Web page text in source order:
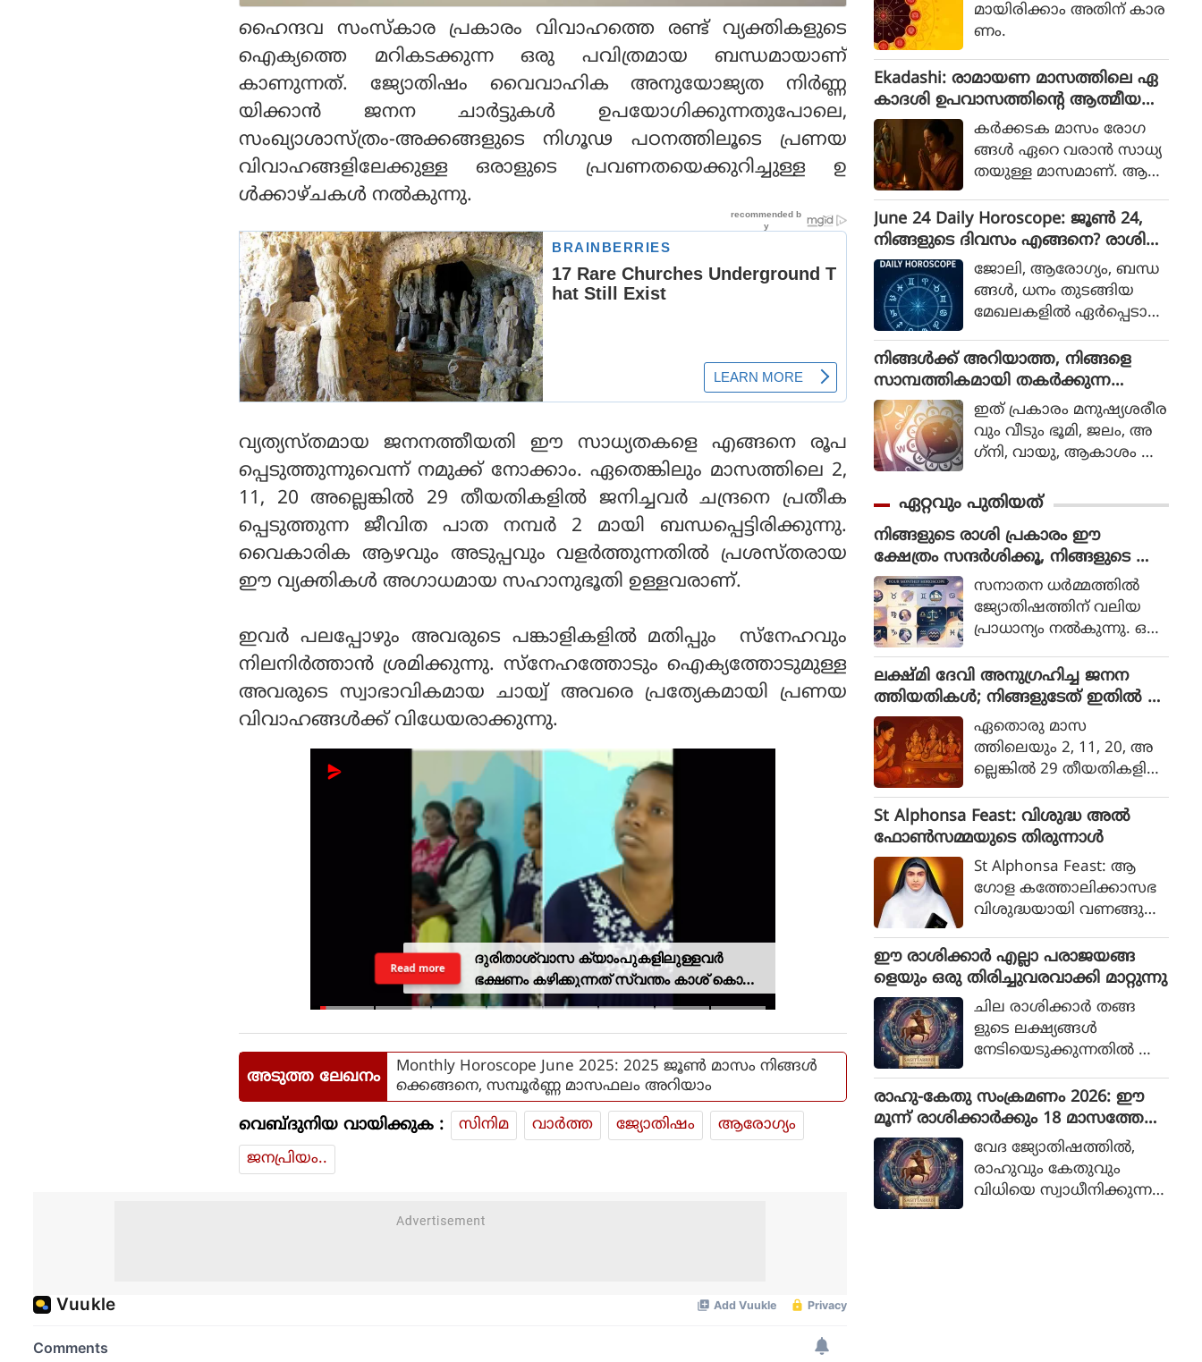
ഹൈന്ദവ സംസ്‌കാര പ്രകാരം വിവാഹത്തെ രണ്ട് വ്യക്തികളുടെ
ഐക്യത്തെ മറികടക്കുന്ന ഒരു പവിത്രമായ ബന്ധമായാണ്
കാണുന്നത്. ജ്യോതിഷം വൈവാഹിക അനുയോജ്യത നിര്‍ണ്ണ
യിക്കാന്‍ ജനന ചാര്‍ട്ടുകള്‍ ഉപയോഗിക്കുന്നതുപോലെ,
സംഖ്യാശാസ്ത്രം-അക്കങ്ങളുടെ നിഗൂഢ പഠനത്തിലൂടെ പ്രണയ
വിവാഹങ്ങളിലേക്കുള്ള ഒരാളുടെ പ്രവണതയെക്കുറിച്ചുള്ള ഉ
ള്‍ക്കാഴ്ചകള്‍ നല്‍കുന്നു.
വ്യത്യസ്തമായ ജനനത്തീയതി ഈ സാധ്യതകളെ എങ്ങനെ രൂപ
പ്പെടുത്തുന്നുവെന്ന് നമുക്ക് നോക്കാം. ഏതെങ്കിലും മാസത്തിലെ 2,
11, 20 അല്ലെങ്കില്‍ 29 തീയതികളില്‍ ജനിച്ചവര്‍ ചന്ദ്രനെ പ്രതീക
പ്പെടുത്തുന്ന ജീവിത പാത നമ്പര്‍ 2 മായി ബന്ധപ്പെട്ടിരിക്കുന്നു.
വൈകാരിക ആഴവും അടുപ്പവും വളര്‍ത്തുന്നതില്‍ പ്രശസ്തരായ
ഈ വ്യക്തികള്‍ അഗാധമായ സഹാനുഭൂതി ഉള്ളവരാണ്.
ഇവര്‍ പലപ്പോഴും അവരുടെ പങ്കാളികളില്‍ മതിപ്പും സ്‌നേഹവും
നിലനിര്‍ത്താന്‍ ശ്രമിക്കുന്നു. സ്നേഹത്തോടും ഐക്യത്തോടുമുള്ള
അവരുടെ സ്വാഭാവികമായ ചായ്വ് അവരെ പ്രത്യേകമായി പ്രണയ
വിവാഹങ്ങള്‍ക്ക് വിധേയരാക്കുന്നു.
ദുരിതാശ്വാസ ക്യാംപുകളിലുള്ളവർ
ഭക്ഷണം കഴിക്കുന്നത് സ്വന്തം കാശ് കൊണ്ട്
വാങ്ങി; ദുരിതക്കയം
Read more
അടുത്ത ലേഖനം
Monthly Horoscope June 2025: 2025 ജൂൺ മാസം നിങ്ങൾ
ക്കെങ്ങനെ, സമ്പൂർണ്ണ മാസഫലം അറിയാം
വെബ്ദുനിയ വായിക്കുക : സിനിമ വാര്‍ത്ത ജ്യോതിഷം
ആരോഗ്യം
ജനപ്രിയം..
മായിരിക്കാം അതിന് കാര
ണം.
Ekadashi: രാമായണ മാസത്തിലെ ഏ
കാദശി ഉപവാസത്തിന്റെ ആത്മീയ
പ്രാധാന്യവുമെന്ത്?കര്‍ക്കടക മാസം രോഗ
ങ്ങള്‍ ഏറെ വരാന്‍ സാധ്യ
തയുള്ള മാസമാണ്. ആ
യളവില്‍ വലിയ ശ്രദ്ധ
യാണ് നമ്മള്‍ നല്‍കാറുള്ള
ത്. ഒപ്പം ആത്മീയമായും ഒ
രുപാട് പ്രധാനമുള്ള കാല
മാണ് കര്‍ക്കടകമാസം.
രാമായണ മാസമെന്ന നില
യില്‍ ഈ സമയത്ത്
രാമായണ പാരായണവും
നടത്തി വരുന്നു. രാമായ
ണ മാസത്തിലെ ഏകാദശി
വ്രതം ആത്മീയമായി ഒ
ട്ടെറെ പ്രാധാന്യമ
June 24 Daily Horoscope: ജൂൺ 24,
നിങ്ങളുടെ ദിവസം എങ്ങനെ? രാശിഫ
ലം അറിയാം ജോലി, ആരോഗ്യം, ബന്ധ
ങ്ങള്‍, ധനം തുടങ്ങിയ
മേഖലകളില്‍ ഏര്‍പ്പെടാന്‍
സമയമാണോ? ഓരോ
രാശിക്കും പ്രത്യേകിച്ച് ത
യ്യാറാക്കിയ ദൈനംദിന ഫ
ലങ്ങള്‍ അറിയാം
നിങ്ങള്‍ക്ക് അറിയാത്ത, നിങ്ങളെ
സാമ്പത്തികമായി തകര്‍ക്കുന്ന
വാസ്തു ദോഷങ്ങള്‍ഇത് പ്രകാരം മനുഷ്യശരീര
വും വീടും ഭൂമി, ജലം, അ
ഗ്‌നി, വായു, ആകാശം എ
ടകങ്ങളുമായി സ
ന്തുലിതാവസ്ഥയിലാണ് പ്ര
വര്‍ത്തിക്കുന്നത്.
ഏറ്റവും പുതിയത്
നിങ്ങളുടെ രാശി പ്രകാരം ഈ
ക്ഷേത്രം സന്ദര്‍ശിക്കൂ, നിങ്ങളുടെ ആ
ഗ്രഹങ്ങള്‍ ഉടന്‍ സഫലമാകും
സനാതന ധര്‍മ്മത്തില്‍
ജ്യോതിഷത്തിന് വലിയ
പ്രാധാന്യം നല്‍കുന്നു. ഒ
രാശിയ്ക്കും ഗ്രഹ നില
യ്ക്കും അനുസരിച്ച് ദേവ
മതപരമായ സ്ഥലങ്ങള്‍
സന്ദര്‍ശിക്കുകയും
ചെയ്താല്‍ അവര്‍ക്ക് പ്ര
ത്യേക നേട്ടങ്ങള്‍ ല
ഭിക്കുമെന്ന് വിശ്വസിക്ക
പ്പെടുന്നു. ഏത്
രാശിക്കാര്‍ക്ക് ഏത്
ക്ഷേത്രമാണ് ശുഭകര
മെന്ന് നമുക്ക് നോക്കാം
ലക്ഷ്മി ദേവി അനുഗ്രഹിച്ച ജനന
ത്തിയതികള്‍; നിങ്ങളുടേത് ഇതില്‍ ഉ
ണ്ടോ?
ഏതൊരു മാസ
ത്തിലെയും 2, 11, 20, അ
ല്ലെങ്കില്‍ 29 തീയതികളില്‍
മ്പര്‍ 2 ഉണ്ടാകും.
St Alphonsa Feast: വിശുദ്ധ അൽ
ഫോൺസമ്മയുടെ തിരുന്നാൾ
St Alphonsa Feast: ആ
ഗോള കത്തോലിക്കാസഭ
വിശുദ്ധയായി വണങ്ങുന്ന
തിരുന്നാൾ ജൂലൈ 28
നാണ്.
ക്രിസ്തുവിനോടുള്ള
സ്നേഹത്താൽ സ്വയം ജ്വ
ലിക്കുകയും ചുറ്റിലുമുള്ള
വർക്ക് പ്രകാശമാകുക
യും ചെയ്ത വിശുദ്ധ
യാണ് അൽഫോൺ
സാമ്മ.
ഈ രാശിക്കാര്‍ എല്ലാ പരാജയങ്ങ
ളെയും ഒരു തിരിച്ചുവരവാക്കി മാറ്റുന്നു
ചില രാശിക്കാര്‍ തങ്ങ
ളുടെ ലക്ഷ്യങ്ങള്‍
നേടിയെടുക്കുന്നതില്‍ അ
മുള്ളവരുമാണെന്ന് പറയ
പ്പെടുന്നു. എത്ര പരാജയ
ങ്ങള്‍ നേരിട്ടാലും അവര്‍
തങ്ങളുടെ സ്വപ്നങ്ങള്‍
സാക്ഷാത്കരിക്കാന്‍ ശ്ര
മിച്ചുകൊണ്ടിരിക്കും.
രാഹു-കേതു സംക്രമണം 2026: ഈ
മൂന്ന് രാശിക്കാര്‍ക്കും 18 മാസത്തേക്ക്
ഭാഗ്യം
വേദ ജ്യോതിഷത്തില്‍,
രാഹുവും കേതുവും
വിധിയെ സ്വാധീനിക്കുന്ന